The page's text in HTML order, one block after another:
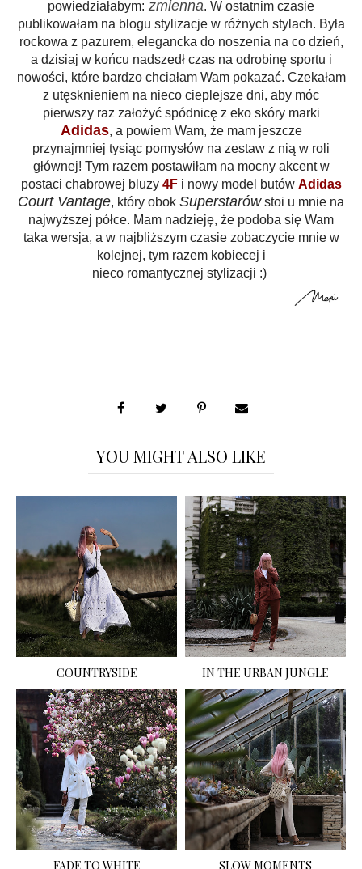
powiedziałabym: zmienna. W ostatnim czasie
publikowałam na blogu stylizacje w różnych stylach. Była
rockowa z pazurem, elegancka do noszenia na co dzień,
a dzisiaj w końcu nadszedł czas na odrobinę sportu i
nowości, które bardzo chciałam Wam pokazać. Czekałam
z utęsknieniem na nieco cieplejsze dni, aby móc
pierwszy raz założyć spódnicę z eko skóry marki
Adidas, a powiem Wam, że mam jeszcze
przynajmniej tysiąc pomysłów na zestaw z nią w roli
głównej! Tym razem postawiłam na mocny akcent w
postaci chabrowej bluzy 4Fi nowy model butów Adidas
Court Vantage, który obok Superstarówstoi u mnie na
najwyższej półce. Mam nadzieję, że podoba się Wam
taka wersja, a w najbliższym czasie zobaczycie mnie w
kolejnej, tym razem kobiecej i
nieco romantycznej stylizacji :)
YOU MIGHT ALSO LIKE
COUNTRYSIDE IN THE URBAN JUNGLE
FADE TO WHITE SLOW MOMENTS